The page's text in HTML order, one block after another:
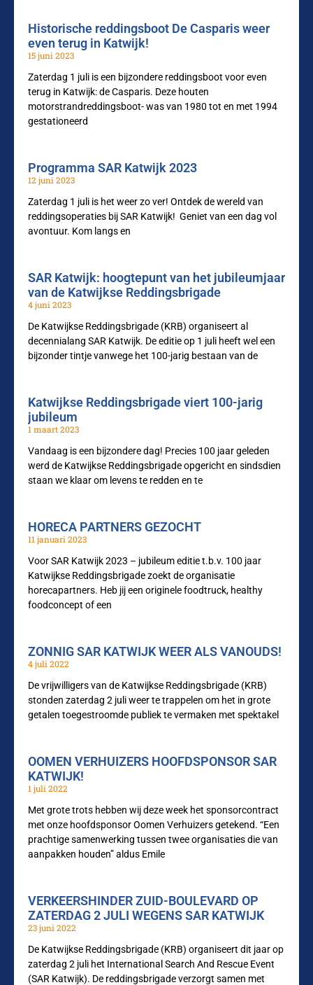
Historische reddingsboot De Casparis weer
even terug in Katwijk!
15 juni 2023
Zaterdag 1 juli is een bijzondere reddingsboot voor even
terug in Katwijk: de Casparis. Deze houten
motorstrandreddingsboot- was van 1980 tot en met 1994
gestationeerd
Programma SAR Katwijk 2023
12 juni 2023
Zaterdag 1 juli is het weer zo ver! Ontdek de wereld van
reddingsoperaties bij SAR Katwijk! Geniet van een dag vol
avontuur. Kom langs en
SAR Katwijk: hoogtepunt van het jubileumjaar
van de Katwijkse Reddingsbrigade
4 juni 2023
De Katwijkse Reddingsbrigade (KRB) organiseert al
decennialang SAR Katwijk. De editie op 1 juli heeft wel een
bijzonder tintje vanwege het 100-jarig bestaan van de
Katwijkse Reddingsbrigade viert 100-jarig
jubileum
1 maart 2023
Vandaag is een bijzondere dag! Precies 100 jaar geleden
werd de Katwijkse Reddingsbrigade opgericht en sindsdien
staan we klaar om levens te redden en te
HORECA PARTNERS GEZOCHT
11 januari 2023
Voor SAR Katwijk 2023 – jubileum editie t.b.v. 100 jaar
Katwijkse Reddingsbrigade zoekt de organisatie
horecapartners. Heb jij een originele foodtruck, healthy
foodconcept of een
ZONNIG SAR KATWIJK WEER ALS VANOUDS!
4 juli 2022
De vrijwilligers van de Katwijkse Reddingsbrigade (KRB)
stonden zaterdag 2 juli weer te trappelen om het in grote
getalen toegestroomde publiek te vermaken met spektakel
OOMEN VERHUIZERS HOOFDSPONSOR SAR
KATWIJK!
1 juli 2022
Met grote trots hebben wij deze week het sponsorcontract
met onze hoofdsponsor Oomen Verhuizers getekend. “Een
prachtige samenwerking tussen twee organisaties die van
aanpakken houden” aldus Emile
VERKEERSHINDER ZUID-BOULEVARD OP
ZATERDAG 2 JULI WEGENS SAR KATWIJK
23 juni 2022
De Katwijkse Reddingsbrigade (KRB) organiseert dit jaar op
zaterdag 2 juli het International Search And Rescue Event
(SAR Katwijk). De reddingsbrigade verzorgt samen met